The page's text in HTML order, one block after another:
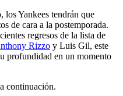
los Yankees tendrán que
de cara a la postemporada.
regresos de la lista de
Rizzo y Luis Gil, este
profundidad en un momento
continuación.